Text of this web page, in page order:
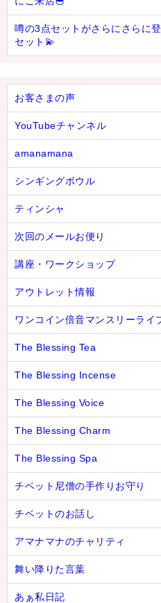
噂の3点セットがさらにさらに
セット💫
お客さまの声
YouTubeチャンネル
amanamana
シンギングボウル
ティンシャ
次回のメールお便り
講座・ワークショップ
アウトレット情報
ワンコイン倍音マンスリーライ
The Blessing Tea
The Blessing Incense
The Blessing Voice
The Blessing Charm
The Blessing Spa
チベット尼僧の手作りお守り
チベットのお話し
アマナマナのチャリティ
舞い降りた言葉
あぁ私日記